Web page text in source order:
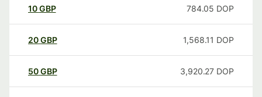
10GBP 784.05 DOP
20GBP 1,568.11 DOP
50GBP 3,920.27 DOP